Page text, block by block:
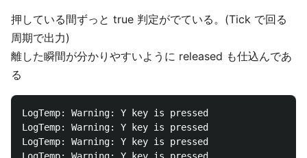
押している間ずっと true 判定がでている。(Tick で回る
周期で出力)
離した瞬間が分かりやすいように released も仕込んであ
る
LogTemp: Warning: Y key is pressed
LogTemp: Warning: Y key is pressed
LogTemp: Warning: Y key is pressed